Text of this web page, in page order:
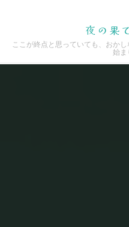
content
夜の果
ここが終点と思っていても、おか
始ま